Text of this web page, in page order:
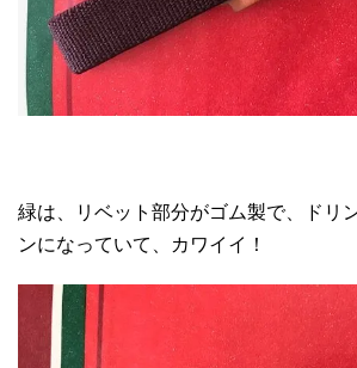
緑は、リベット部分がゴム製で、ドリ
ンになっていて、カワイイ！